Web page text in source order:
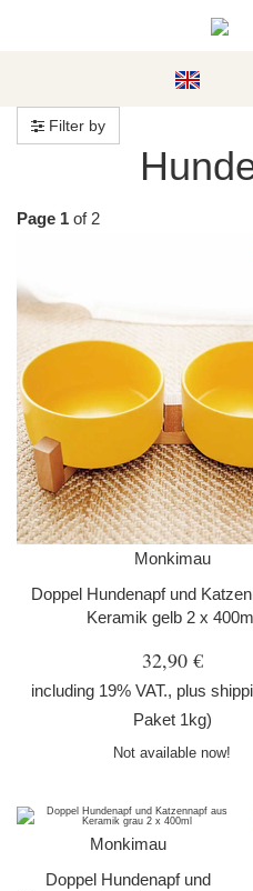
Filter by
Page 1 of 2
Monkimau
Doppel Hundenapf und
Keramik gelb 2 x
32,90 €
including 19% VAT., plus
Paket 1kg)
Not available now!
Monkimau
Doppel Hundenapf und